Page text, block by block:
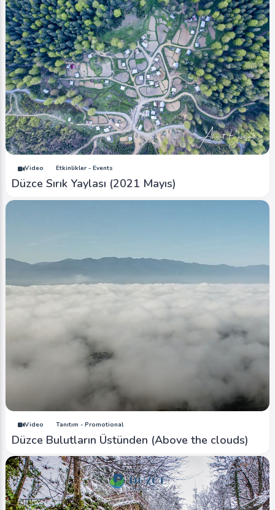
Video Etkinlikler - Events
Düzce Sırık Yaylası (2021 Mayıs)
Video Tanıtım - Promotional
Düzce Bulutların Üstünden (Above the clouds)